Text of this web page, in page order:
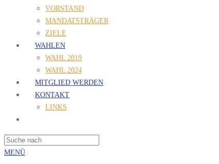
VORSTAND
MANDATSTRÄGER
ZIELE
WAHLEN
WAHL 2019
WAHL 2024
MITGLIED WERDEN
KONTAKT
LINKS
MENÜ